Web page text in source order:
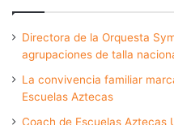
Directora de la Orquesta
agrupaciones de talla
La convivencia familiar
Escuelas Aztecas
Coach de Escuelas Aztecas